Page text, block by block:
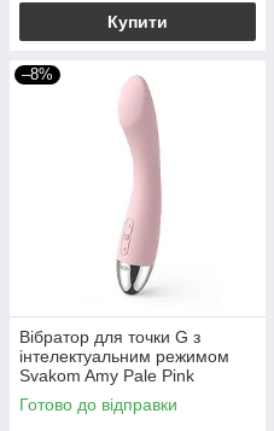
Купити
–8%
Вібратор для точки G з
інтелектуальним режимом
Svakom Amy Pale Pink
Готово до відправки